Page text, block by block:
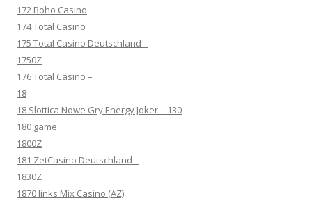
172 Boho Casino
174 Total Casino
175 Total Casino Deutschland –
1750Z
176 Total Casino –
18
18 Slottica Nowe Gry Energy Joker – 130
180 game
1800Z
181 ZetCasino Deutschland –
1830Z
1870 links Mix Casino (AZ)